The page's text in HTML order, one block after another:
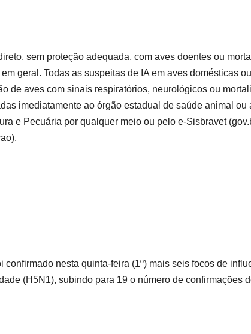
sem proteção adequada, com aves doentes ou
geral. Todas as suspeitas de IA em aves domésticas
de aves com sinais respiratórios, neurológicos ou
imediatamente ao órgão estadual de saúde animal ou
e Pecuária por qualquer meio ou pelo e-Sisbravet
confirmado nesta quinta-feira (1º) mais seis focos de
(H5N1), subindo para 19 o número de confirmações